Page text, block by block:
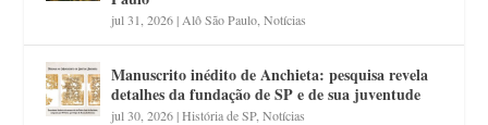
jul 31, 2026| Alô São Paulo ,Notícias
Manuscrito inédito de Anchieta: pesquisa revela
detalhes da fundação de SP e de sua juventude
jul 30, 2026|História de SP,Notícias